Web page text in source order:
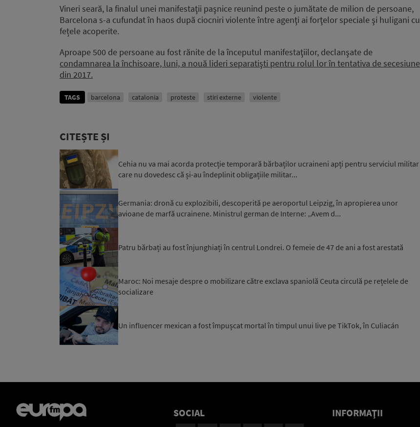
Vineri seară, la finalul unei manifestaţii paşnice reunind peste o jumătate de milion de persoane,
Barcelona s-a cufundat în haos după ciocniri violente între agenţi ai forţelor speciale şi huligani cu
fețele acoperite.
Aproape 500 de persoane au fost rănite de la începutul manifestaţiilor, declanşate de
condamnarea la închisoare, luni, a nouă lideri separatişti pentru rolul lor în tentativa de secesiune
din 2017.
TAGS barcelona catalonia proteste stiri externe violente
CITEȘTE ȘI
Cehia nu va mai acorda protecție temporară bărbaților ucraineni apți pentru serviciul militar
care nu dovedesc că și-au îndeplinit obligațiile militar...
Germania: dronă cu explozibili, descoperită pe aeroportul Leipzig, în apropierea unor
avioane de marfă ucrainene. Ministrul german de Interne: „Avem d...
Patru bărbați au fost înjunghiați în centrul Londrei. O femeie de 47 de ani a fost arestată
Maroc: Noi mesaje despre o mobilizare către exclava spaniolă Ceuta circulă pe rețelele de
socializare
Un influencer mexican a fost împușcat mortal în timpul unui live pe TikTok, în Culiacán
SOCIAL INFORMAŢII